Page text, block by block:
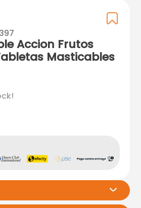
Accion Frutos
Masticables